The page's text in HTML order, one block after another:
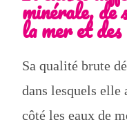
minérale, de
la mer et
Sa qualité brute
dans lesquels elle
côté les eaux de